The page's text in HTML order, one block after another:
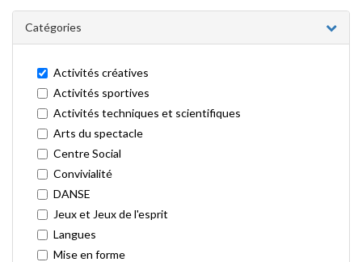
Catégories
Activités créatives
Activités sportives
Activités techniques et scientifiques
Arts du spectacle
Centre Social
Convivialité
DANSE
Jeux et Jeux de l'esprit
Langues
Mise en forme